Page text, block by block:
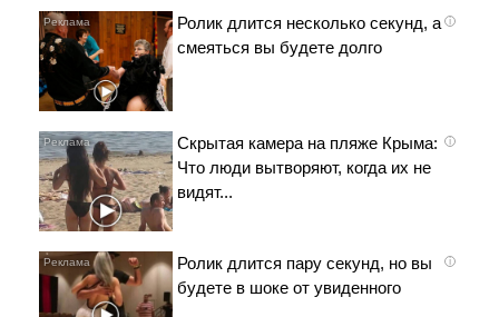
i
Ролик длится несколько секунд, а
смеяться вы будете долго
i
Скрытая камера на пляже Крыма:
Что люди вытворяют, когда их не
видят...
i
Ролик длится пару секунд, но вы
будете в шоке от увиденного